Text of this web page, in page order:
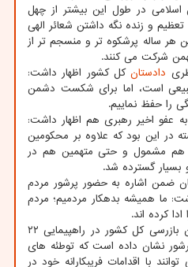
اسلامی در طول این بیشتر از چهل
و زنده نگه داشتن شعائر الهی
هر ساله پرشکوه تر و منسجم تر از
دادستانکل کشور اظهار داشت:
است، اما برای شکست دشمن
را حفظ نماییم.
عفو اخیر رهبری هم اظهار داشت:
در این بود که علاوه بر محکومین
هم مشمول و حتی متهمین هم در
بسیار گسترده شد.
ضمن اشاره به حضور پرشور مردم
اظهار داشت: ما همیشه بدهکار مردمیم؛ مردم
کرده اند.
ذبیح الله خداییان رئیس سازمان بازرسی کل کشور در راهپیمایی ۲۲
نشان داده است که توطئه های
با اقدامات فریبکارانه خود در